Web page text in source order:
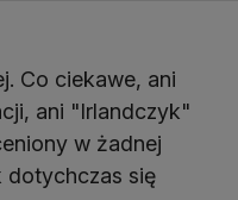
Co ciekawe, ani
ani "Irlandczyk"
w żadnej
dotychczas się